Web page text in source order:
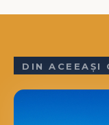
DIN ACEEAȘI